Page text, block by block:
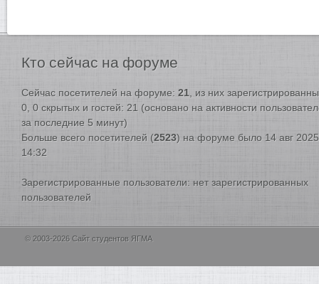
Кто сейчас на форуме
Сейчас посетителей на форуме: 21 , из них
0, 0 скрытых и гостей: 21 (основано на активности
за последние 5 минут)
Больше всего посетителей (2523) на форуме было 14 авг
14:32
Зарегистрированные пользователи: нет зарегистрированных
пользователей
© 2003-2026 Сайт студентов ЯГМА